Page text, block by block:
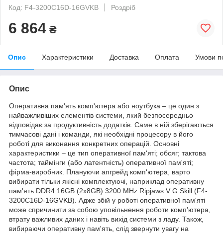
Код: F4-3200C16D-16GVKB
Роздріб
6 864 ₴
Опис Характеристики Доставка Оплата Умови
Опис
Оперативна пам'ять комп'ютера або ноутбука – це один з
найважливіших елементів системи, який безпосередньо
відповідає за продуктивність додатків. Саме в ній зберігаються
тимчасові дані і команди, які необхідні процесору в його
роботі для виконання конкретних операцій. Основні
характеристики – це тип оперативної пам'яті; обсяг; тактова
частота; таймінги (або латентність) оперативної пам'яті;
фірма-виробник. Плануючи апгрейд комп'ютера, варто
вибирати тільки якісні комплектуючі, наприклад оперативну
пам'ять DDR4 16GB (2x8GB) 3200 MHz Ripjaws V G.Skill (F4-
3200C16D-16GVKB). Адже збій у роботі оперативної пам'яті
може спричинити за собою уповільнення роботи комп'ютера,
втрату важливих даних і навіть вихід системи з ладу. Також,
вибираючи оперативну пам'ять, слід звернути увагу на